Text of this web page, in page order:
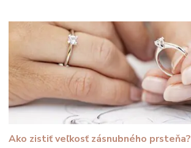
Ako zistiť veľkosť zásnubného prsteňa?